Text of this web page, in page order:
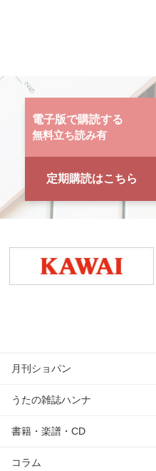
電子版で購読する
無料立ち読み有
定期購読はこちら
月刊ショパン
うたの雑誌ハンナ
書籍・楽譜・CD
コラム